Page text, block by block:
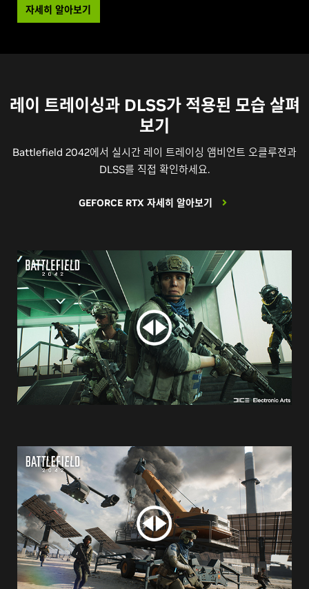
자세히 알아보기
레이 트레이싱과 DLSS가 적용된 모습 살펴
보기
Battlefield 2042에서 실시간 레이 트레이싱 앰비언트 오클루젼과
DLSS를 직접 확인하세요.
GEFORCE RTX 자세히 알아보기